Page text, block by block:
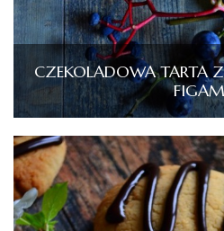
CZEKOLADOWA TARTA